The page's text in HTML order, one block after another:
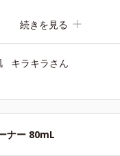
続きを見る
キラキラさん
ナー 80mL